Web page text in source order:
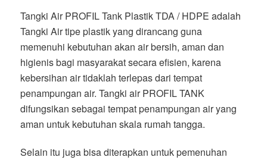
Tangki Air PROFIL Tank Plastik TDA / HDPE adalah
Tangki Air tipe plastik yang dirancang guna
memenuhi kebutuhan akan air bersih, aman dan
higienis bagi masyarakat secara efisien, karena
kebersihan air tidaklah terlepas dari tempat
penampungan air. Tangki air PROFIL TANK
difungsikan sebagai tempat penampungan air yang
aman untuk kebutuhan skala rumah tangga.
Selain itu juga bisa diterapkan untuk pemenuhan